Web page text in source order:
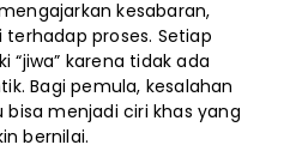
kesabaran,
proses. Setiap
“jiwa” karena tidak ada
Bagi pemula, kesalahan
menjadi ciri khas yang
bernilai.